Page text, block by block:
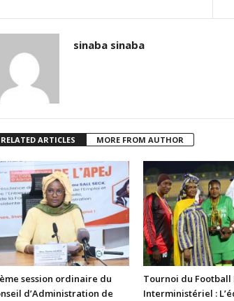
sinaba sinaba
RELATED ARTICLES MORE FROM AUTHOR
session ordinaire du
d’Administration de
Tournoi du Football
Interministériel :